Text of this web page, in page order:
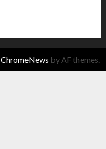
ChromeNews by AF themes.